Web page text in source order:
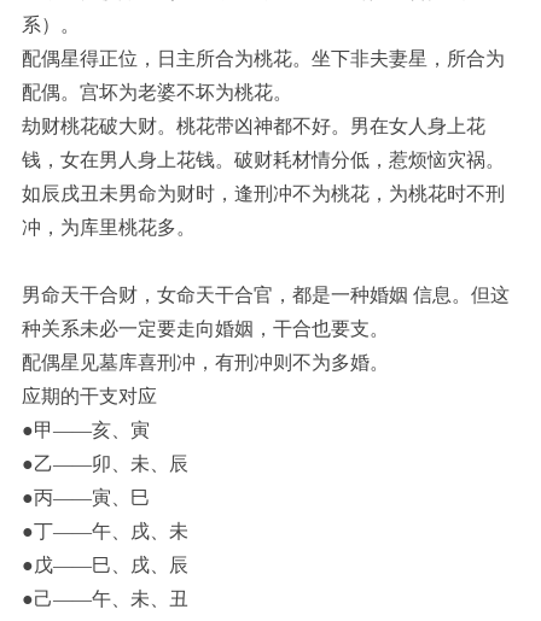
系）。
配偶星得正位，日主所合为桃花。坐下非夫妻星，所合为
配偶。宫坏为老婆不坏为桃花。
劫财桃花破大财。桃花带凶神都不好。男在女人身上花
钱，女在男人身上花钱。破财耗材情分低，惹烦恼灾祸。
如辰戌丑未男命为财时，逢刑冲不为桃花，为桃花时不刑
冲，为库里桃花多。
男命天干合财，女命天干合官，都是一种婚姻 信息。但这
种关系未必一定要走向婚姻，干合也要支。
配偶星见墓库喜刑冲，有刑冲则不为多婚。
应期的干支对应
●甲——亥、寅
●乙——卯、未、辰
●丙——寅、巳
●丁——午、戌、未
●戊——巳、戌、辰
●己——午、未、丑